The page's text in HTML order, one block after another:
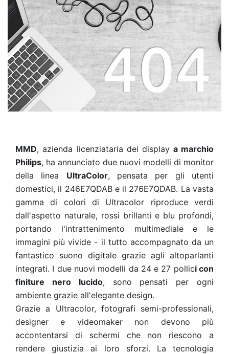
MMD, azienda licenziataria dei display a marchio
Philips, ha annunciato due nuovi modelli di monitor
della linea UltraColor, pensata per gli utenti
domestici, il 246E7QDAB e il 276E7QDAB. La vasta
gamma di colori di Ultracolor riproduce verdi
dall'aspetto naturale, rossi brillanti e blu profondi,
portando l'intrattenimento multimediale e le
immagini più vivide - il tutto accompagnato da un
fantastico suono digitale grazie agli altoparlanti
integrati. I due nuovi modelli da 24 e 27 pollici con
finiture nero lucido, sono pensati per ogni
ambiente grazie all'elegante design.
Grazie a Ultracolor, fotografi semi-professionali,
designer e videomaker non devono più
accontentarsi di schermi che non riescono a
rendere giustizia ai loro sforzi. La tecnologia